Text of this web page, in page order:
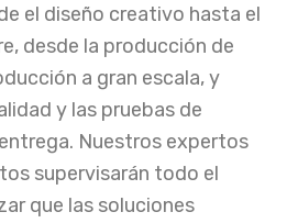
el diseño creativo hasta el
desde la producción de
a gran escala, y
y las pruebas de
Nuestros expertos
supervisarán todo el
que las soluciones